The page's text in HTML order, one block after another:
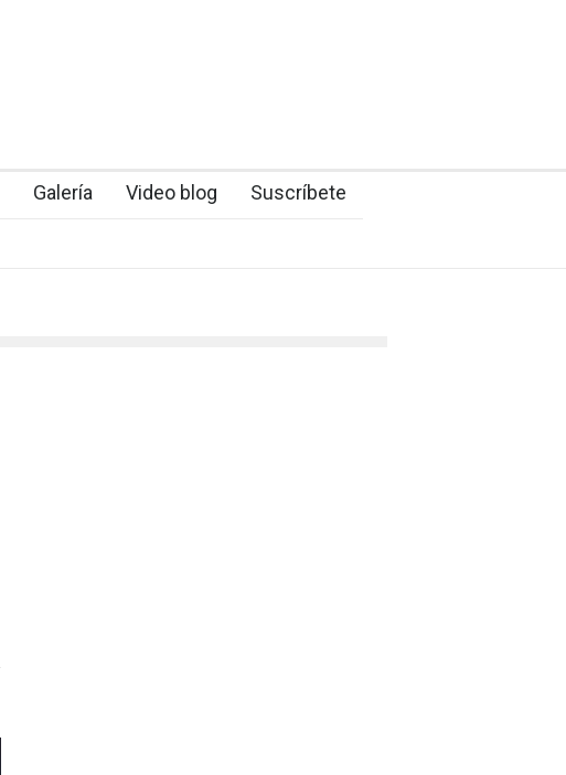
Galería Video blog Suscríbete